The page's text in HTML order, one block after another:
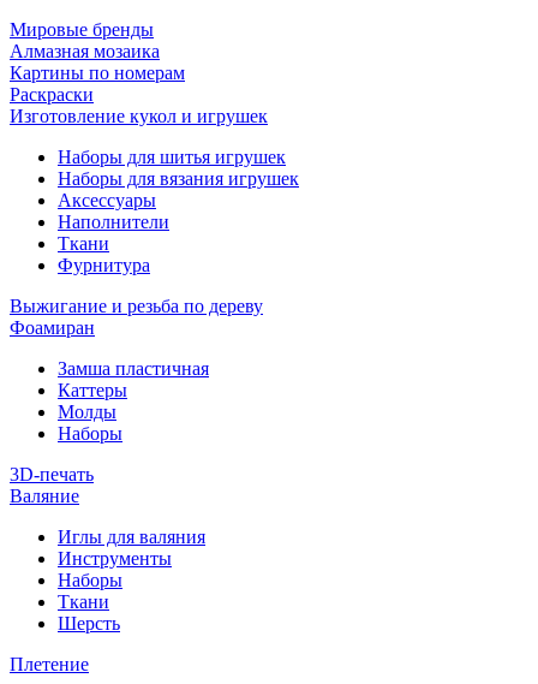
Мировые бренды
Алмазная мозаика
Картины по номерам
Раскраски
Изготовление кукол и игрушек
Наборы для шитья игрушек
Наборы для вязания игрушек
Аксессуары
Наполнители
Ткани
Фурнитура
Выжигание и резьба по дереву
Фоамиран
Замша пластичная
Каттеры
Молды
Наборы
3D-печать
Валяние
Иглы для валяния
Инструменты
Наборы
Ткани
Шерсть
Плетение